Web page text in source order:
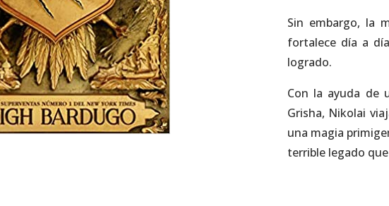
Sin embargo, la
fortalece día a
logrado.
Con la ayuda de
Grisha, Nikolai
una magia
terrible legado